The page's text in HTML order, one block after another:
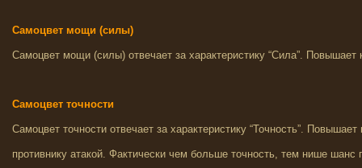
Самоцвет мощи (силы)
Самоцвет мощи (силы) отвечает за характеристику “Сила”. Повышает
Самоцвет точности
Самоцвет точности отвечает за характеристику “Точность”. Повышает
противнику атакой. Фактически чем больше точность, тем нише шанс